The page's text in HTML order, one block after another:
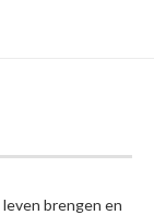
brengen en